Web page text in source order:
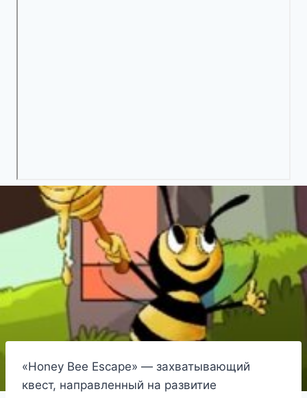
«Honey Bee Escape» — захватывающий
квест, направленный на развитие